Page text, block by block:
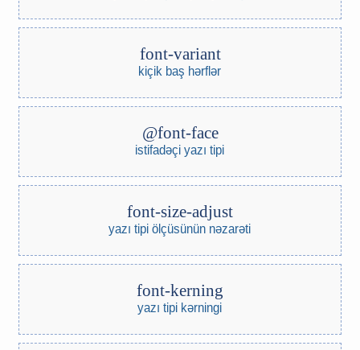
font-variant
kiçik baş hərflər
@font-face
istifadəçi yazı tipi
font-size-adjust
yazı tipi ölçüsünün nəzarəti
font-kerning
yazı tipi kərningi